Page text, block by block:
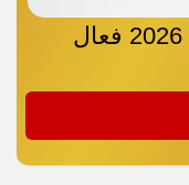
جديد كود خصم صيدلية انوفا 2026 فعال